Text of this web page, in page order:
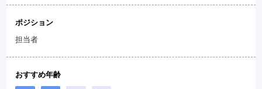
ポジション
担当者
おすすめ年齢